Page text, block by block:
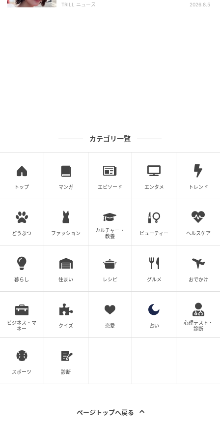
家族みなさんで『べべフィン』を楽しんでください。
【映画】『ベベフィン・ザ・ムービー：うたとまほう
のピンキッツワールド』本予告映像
元記事で読む
次の記事
アニメ『不運からの最強男』来年放送決定！
ビジュアル＆千葉翔也によるイメージソン
グ解禁
の記事をもっとみる
TRILL ニュース 2026.8.5
カテゴリ一覧
トップ マンガ エピソード エンタメ トレンド
どうぶつ ファッション
カルチャー・
教養
ビューティー ヘルスケア
暮らし 住まい レシピ グルメ おでかけ
ビジネス・マ
ネー
クイズ 恋愛 占い
心理テスト・
診断
スポーツ 診断
ページトップへ戻る